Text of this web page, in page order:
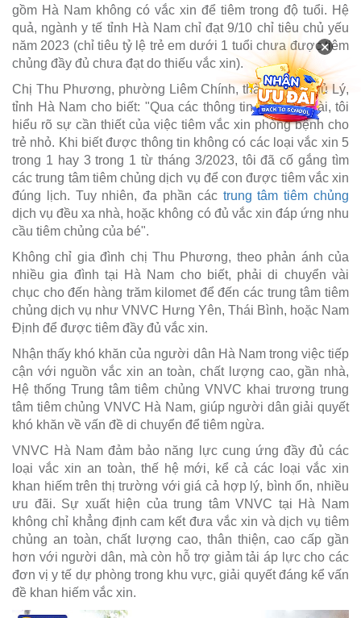
gồm Hà Nam không có vắc xin để tiêm trong độ tuổi. Hệ
quả, ngành y tế tỉnh Hà Nam chỉ đạt 9/10 chỉ tiêu chủ yếu
năm 2023 (chỉ tiêu tỷ lệ trẻ em dưới 1 tuổi chưa được tiêm
chủng đầy đủ chưa đạt do thiếu vắc xin).
Chị Thu Phương, phường Liêm Chính, thành phố Phủ Lý,
tỉnh Hà Nam cho biết: "Qua các thông tin trên báo đài, tôi
hiểu rõ sự cần thiết của việc tiêm vắc xin phòng bệnh cho
trẻ nhỏ. Khi biết được thông tin không có các loại vắc xin 5
trong 1 hay 3 trong 1 từ tháng 3/2023, tôi đã cố gắng tìm
các trung tâm tiêm chủng dịch vụ để con được tiêm vắc xin
đúng lịch. Tuy nhiên, đa phần các trung tâm tiêm chủng
dịch vụ đều xa nhà, hoặc không có đủ vắc xin đáp ứng nhu
cầu tiêm chủng của bé".
Không chỉ gia đình chị Thu Phương, theo phản ánh của
nhiều gia đình tại Hà Nam cho biết, phải di chuyển vài
chục cho đến hàng trăm kilomet để đến các trung tâm tiêm
chủng dịch vụ như VNVC Hưng Yên, Thái Bình, hoặc Nam
Định để được tiêm đầy đủ vắc xin.
Nhận thấy khó khăn của người dân Hà Nam trong việc tiếp
cận với nguồn vắc xin an toàn, chất lượng cao, gần nhà,
Hệ thống Trung tâm tiêm chủng VNVC khai trương trung
tâm tiêm chủng VNVC Hà Nam, giúp người dân giải quyết
khó khăn về vấn đề di chuyển để tiêm ngừa.
VNVC Hà Nam đảm bảo năng lực cung ứng đầy đủ các
loại vắc xin an toàn, thế hệ mới, kể cả các loại vắc xin
khan hiếm trên thị trường với giá cả hợp lý, bình ổn, nhiều
ưu đãi. Sự xuất hiện của trung tâm VNVC tại Hà Nam
không chỉ khẳng định cam kết đưa vắc xin và dịch vụ tiêm
chủng an toàn, chất lượng cao, thân thiện, cao cấp gần
hơn với người dân, mà còn hỗ trợ giảm tải áp lực cho các
đơn vị y tế dự phòng trong khu vực, giải quyết đáng kể vấn
đề khan hiếm vắc xin.
×